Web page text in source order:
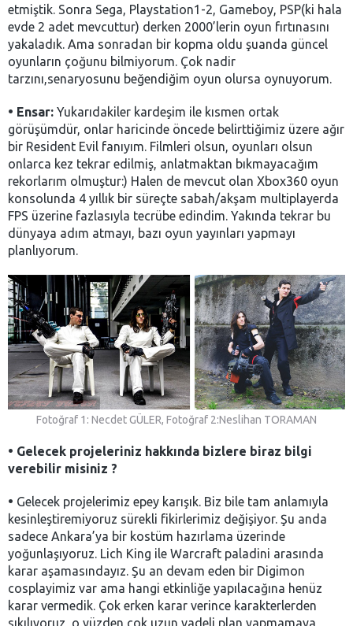
etmiştik. Sonra Sega, Playstation1-2, Gameboy, PSP(ki hala
evde 2 adet mevcuttur) derken 2000’lerin oyun fırtınasını
yakaladık. Ama sonradan bir kopma oldu şuanda güncel
oyunların çoğunu bilmiyorum. Çok nadir
tarzını,senaryosunu beğendiğim oyun olursa oynuyorum.
• Ensar: Yukarıdakiler kardeşim ile kısmen ortak
görüşümdür, onlar haricinde öncede belirttiğimiz üzere ağır
bir Resident Evil fanıyım. Filmleri olsun, oyunları olsun
onlarca kez tekrar edilmiş, anlatmaktan bıkmayacağım
rekorlarım olmuştur:) Halen de mevcut olan Xbox360 oyun
konsolunda 4 yıllık bir süreçte sabah/akşam multiplayerda
FPS üzerine fazlasıyla tecrübe edindim. Yakında tekrar bu
dünyaya adım atmayı, bazı oyun yayınları yapmayı
planlıyorum.
Fotoğraf 1: Necdet GÜLER, Fotoğraf 2:Neslihan TORAMAN
• Gelecek projeleriniz hakkında bizlere biraz bilgi
verebilir misiniz ?
• Gelecek projelerimiz epey karışık. Biz bile tam anlamıyla
kesinleştiremiyoruz sürekli fikirlerimiz değişiyor. Şu anda
sadece Ankara’ya bir kostüm hazırlama üzerinde
yoğunlaşıyoruz. Lich King ile Warcraft paladini arasında
karar aşamasındayız. Şu an devam eden bir Digimon
cosplayimiz var ama hangi etkinliğe yapılacağına henüz
karar vermedik. Çok erken karar verince karakterlerden
sıkılıyoruz, o yüzden çok uzun vadeli plan yapmamaya